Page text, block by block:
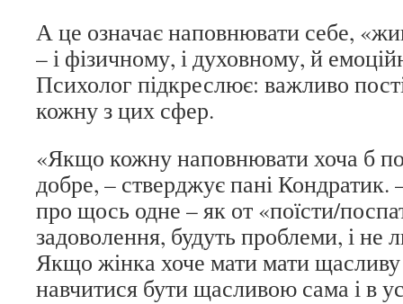
А це означає наповнювати себе,
– і фізичному, і духовному, й
Психолог підкреслює: важливо
кожну з цих сфер.
«Якщо кожну наповнювати хоча б
добре, – стверджує пані
про щось одне – як от «поїсти/
задоволення, будуть проблеми, і не
Якщо жінка хоче мати мати
навчитися бути щасливою сама і в